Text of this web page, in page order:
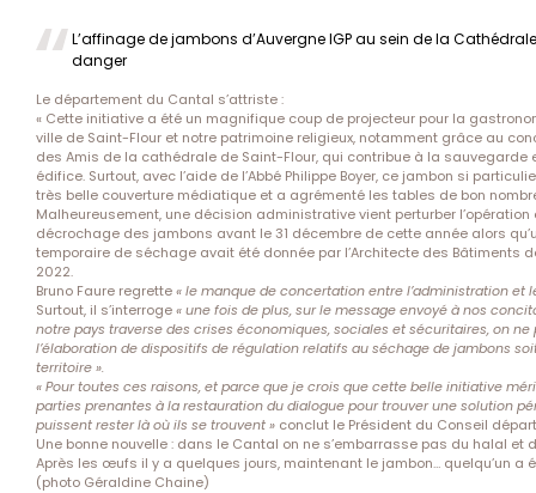
L’affinage de jambons d’Auvergne IGP au sein de la
danger
Le département du Cantal s’attriste :
« Cette initiative a été un magnifique coup de projecteur pour la
ville de Saint-Flour et notre patrimoine religieux, notamment grâce au
des Amis de la cathédrale de Saint-Flour, qui contribue à la sauvegarde
édifice. Surtout, avec l’aide de l’Abbé Philippe Boyer, ce jambon si
très belle couverture médiatique et a agrémenté les tables de bon
Malheureusement, une décision administrative vient perturber l’opération
décrochage des jambons avant le 31 décembre de cette année alors
temporaire de séchage avait été donnée par l’Architecte des Bâtiments
2022.
Bruno Faure regrette« le manque de concertation entre l’administration et
Surtout, il s’interroge« une fois de plus, sur le message envoyé à nos
notre pays traverse des crises économiques, sociales et sécuritaires, on ne
l’élaboration de dispositifs de régulation relatifs au séchage de jambons
territoire ».
« Pour toutes ces raisons, et parce que je crois que cette belle initiative
parties prenantes à la restauration du dialogue pour trouver une solution
puissent rester là où ils se trouvent » conclut le Président du Conseil
Une bonne nouvelle : dans le Cantal on ne s’embarrasse pas du halal et
Après les œufs il y a quelques jours, maintenant le jambon… quelqu’un a
(photo Géraldine Chaine)